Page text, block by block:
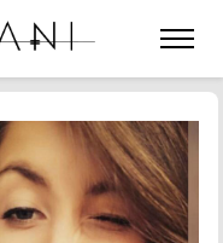
Otwórz
strony